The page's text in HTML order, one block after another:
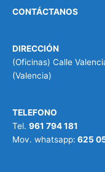
CONTÁCTANOS
DIRECCIÓN
(Oficinas) Calle
(Valencia)
TELEFONO
Tel. 961 794 181
Mov. whatsapp: 625